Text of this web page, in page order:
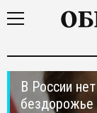
В России
бездорожье